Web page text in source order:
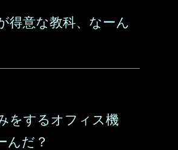
得意な教科、なーん
をするオフィス機
んだ？